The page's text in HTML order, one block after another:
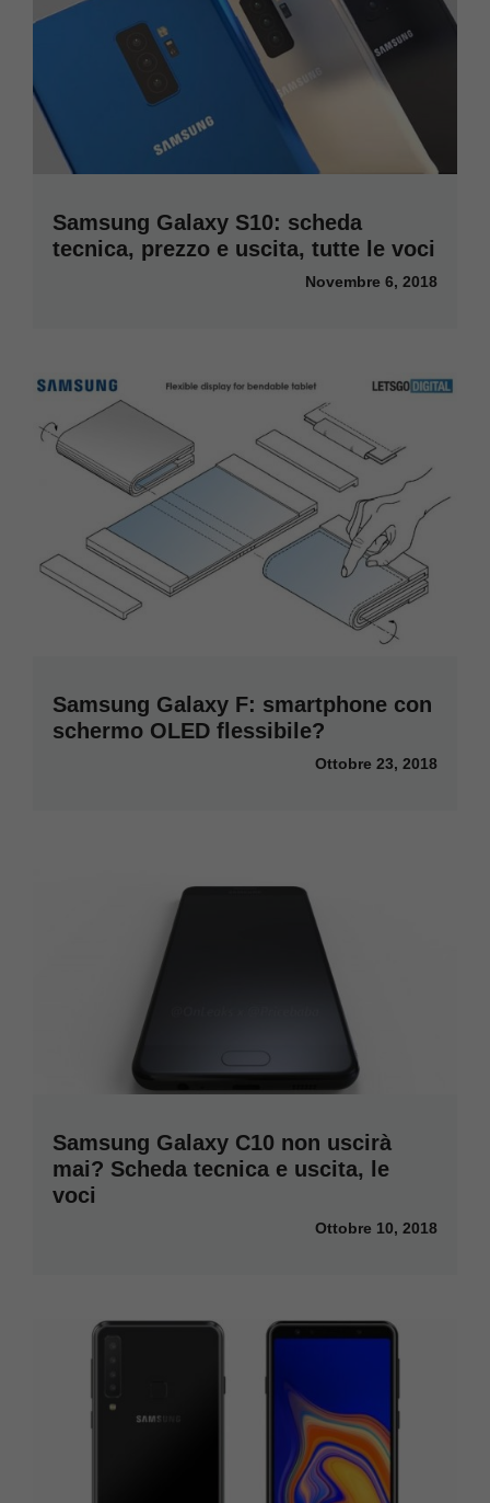
Samsung Galaxy S10: scheda
tecnica, prezzo e uscita, tutte le voci
Novembre 6, 2018
Samsung Galaxy F: smartphone con
schermo OLED flessibile?
Ottobre 23, 2018
Samsung Galaxy C10 non uscirà
mai? Scheda tecnica e uscita, le
voci
Ottobre 10, 2018